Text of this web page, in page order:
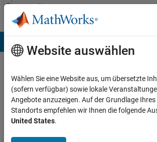
Weiter zum Inhalt
Community
Profile
Valera
Antonevich
Last
Website auswählen
Wählen Sie eine Website aus, um übersetzte
(sofern verfügbar) sowie lokale
Angebote anzuzeigen. Auf der Grundlage Ihres
Standorts empfehlen wir Ihnen die folgende
United States.